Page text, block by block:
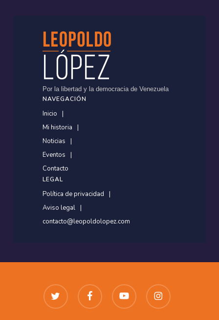
Por la libertad y la democracia de Venezuela
NAVEGACIÓN
Inicio
Mi historia
Noticias
Eventos
Contacto
LEGAL
Política de privacidad
Aviso legal
contacto@leopoldolopez.com
twitter facebook youtube instagram